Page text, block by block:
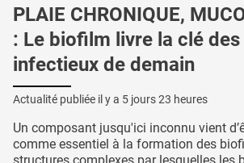
PLAIE CHRONIQUE,
: Le biofilm livre la clé
infectieux de demain
Actualité publiée il y a 5 jours 23 heures
Un composant jusqu'ici inconnu vient
comme essentiel à la formation des